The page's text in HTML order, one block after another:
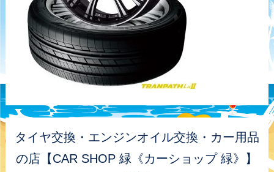
タイヤ交換・エンジンオイル交換・カー用品
の店【CAR SHOP 緑《カーショップ 緑》】